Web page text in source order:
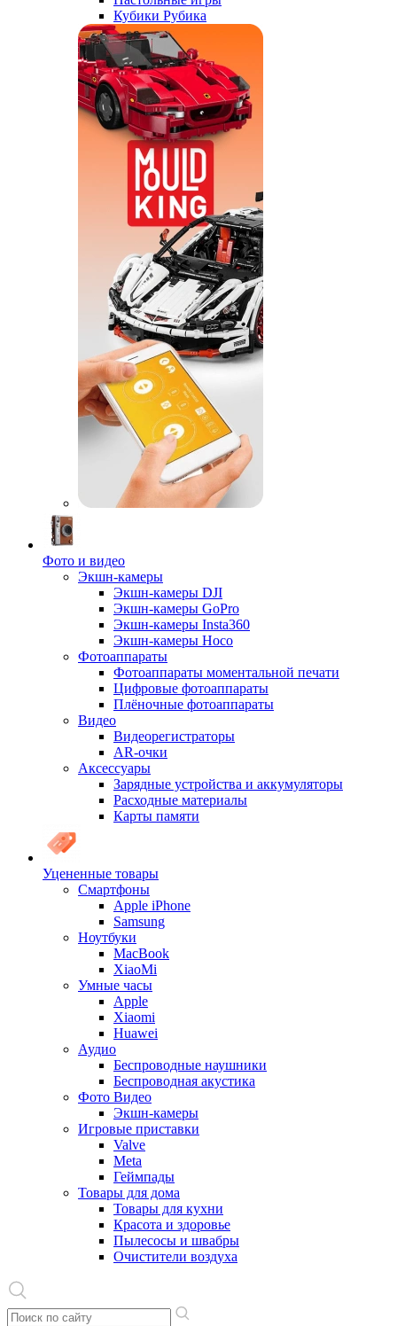
Кубики Рубика
Фото и видео
Экшн-камеры
Экшн-камеры DJI
Экшн-камеры GoPro
Экшн-камеры Insta360
Экшн-камеры Hoco
Фотоаппараты
Фотоаппараты моментальной печати
Цифровые фотоаппараты
Плёночные фотоаппараты
Видео
Видеорегистраторы
AR-очки
Аксессуары
Зарядные устройства и аккумуляторы
Расходные материалы
Карты памяти
Уцененные товары
Cмартфоны
Apple iPhone
Samsung
Ноутбуки
MacBook
XiaoMi
Умные часы
Apple
Xiaomi
Huawei
Аудио
Беспроводные наушники
Беспроводная акустика
Фото Видео
Экшн-камеры
Игровые приставки
Valve
Meta
Геймпады
Товары для дома
Товары для кухни
Красота и здоровье
Пылесосы и швабры
Очистители воздуха